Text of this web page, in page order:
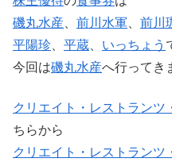
磯丸水産、 前川水軍、 前川
平陽珍、 平蔵、 いっちょう
今回は磯丸水産へ行ってき
クリエイト・レストランツ
ちらから
クリエイト・レストランツ